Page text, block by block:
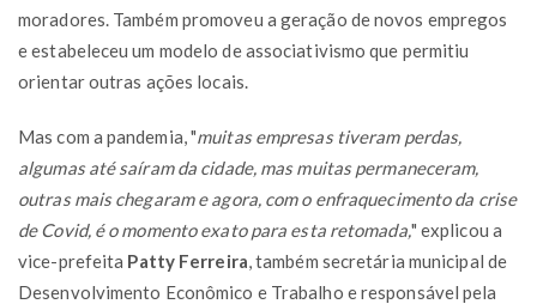
moradores. Também promoveu a geração de novos empregos
e estabeleceu um modelo de associativismo que permitiu
orientar outras ações locais.
Mas com a pandemia, "muitas empresas tiveram perdas,
algumas até saíram da cidade, mas muitas permaneceram,
outras mais chegaram e agora, com o enfraquecimento da crise
de Covid, é o momento exato para esta retomada," explicou a
vice-prefeita Patty Ferreira , também secretária municipal de
Desenvolvimento Econômico e Trabalho e responsável pela